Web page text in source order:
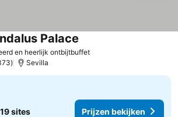
en heerlijk ontbijtbuffet
Palace
Sevilla
19 sites Prijzen bekijken